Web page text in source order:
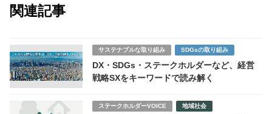
関連記事
サステナブルな取り組み SDGsの取り組み
DX・SDGs・ステークホルダーなど、経営
戦略SXをキーワードで読み解く
ステークホルダーVOICE 地域社会